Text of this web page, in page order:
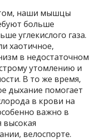
наши мышцы
больше
углекислого газа.
хаотичное,
в недостаточном
утомлению и
В то же время,
дыхание помогает
в крови на
важно в
высокая
велоспорте.